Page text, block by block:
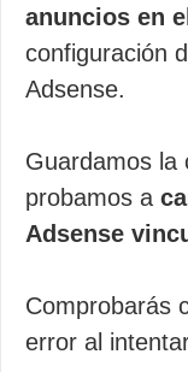
anuncios en
configuración
Adsense.
Guardamos la
probamos a
Adsense
Comprobarás
error al